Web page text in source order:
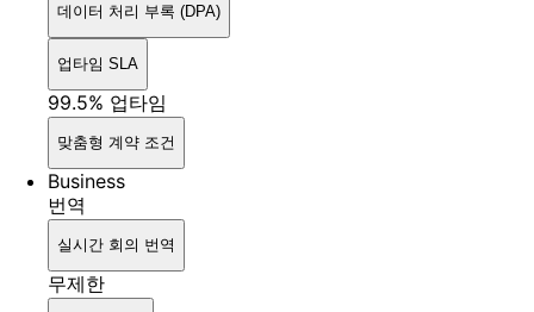
데이터 처리 부록 (DPA)
업타임 SLA
99.5% 업타임
맞춤형 계약 조건
Business
번역
실시간 회의 번역
무제한